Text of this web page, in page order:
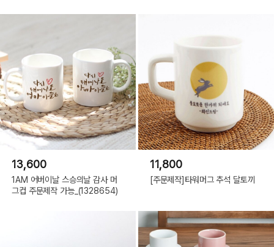
13,600
1AM 어버이날 스승의날 감사 머
그컵 주문제작 가능_(1328654)
11,800
[주문제작]타워머그 추석 달토끼